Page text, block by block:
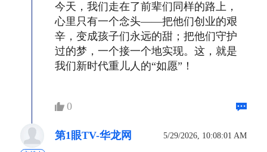
今天，我们走在了前辈们同样的路上，
心里只有一个念头——把他们创业的艰
辛，变成孩子们永远的甜；把他们守护
过的梦，一个接一个地实现。这，就是
我们新时代重儿人的“如愿”！
0
第1眼TV-华龙网 5/29/2026, 10:08:01 AM